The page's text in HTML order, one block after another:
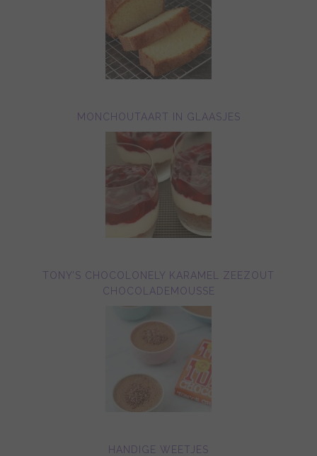
MONCHOUTAART IN GLAASJES
TONY’S CHOCOLONELY KARAMEL ZEEZOUT
CHOCOLADEMOUSSE
HANDIGE WEETJES